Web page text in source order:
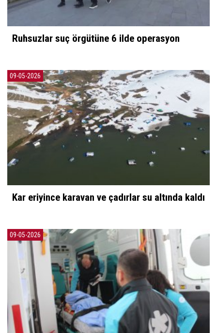
Ruhsuzlar suç örgütüne 6 ilde operasyon
09-05-2026
Kar eriyince karavan ve çadırlar su altında kaldı
09-05-2026